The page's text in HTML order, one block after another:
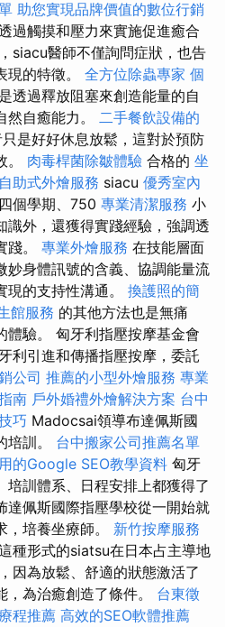
助您實現品牌價值的數位行銷
過觸摸和壓力來實施促進癒合
siacu醫師不僅詢問症狀，也告
現的特徵。 全方位除蟲專家 個
透過釋放阻塞來創造能量的自
然自癒能力。 二手餐飲設備的
是好好休息放鬆，這對於預防
。 肉毒桿菌除皺體驗 合格的 坐
助式外燴服務 siacu 優秀室內
個學期、750 專業清潔服務 小
識外，還獲得實踐經驗，強調透
踐。 專業外燴服務 在技​​能層面
妙身體訊號的含義、協調能量流
的支持性溝通。 換護照的簡
館服務 的其他方法也是無痛
體驗。 匈牙利指壓按摩基金會
利引進和傳播指壓按摩，委託
公司 推薦的小型外燴服務 專業
南 戶外婚禮外燴解決方案 台中
巧 Madocsai領導布達佩斯國
培訓。 台中搬家公司推薦名單
的Google SEO教學資料 匈牙
培訓體系、日程安排上都獲得了
達佩斯國際指壓學校從一開始就
，培養坐療師。 新竹按摩服務
種形式的siatsu在日本占主導地
因為放鬆、舒適的狀態激活了
為治癒創造了條件。 台東徵
程推薦 高效的SEO軟體推薦